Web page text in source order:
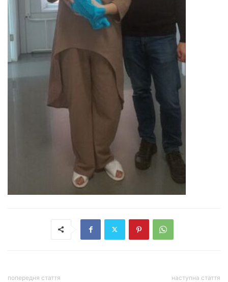
попередня стаття наступна стаття